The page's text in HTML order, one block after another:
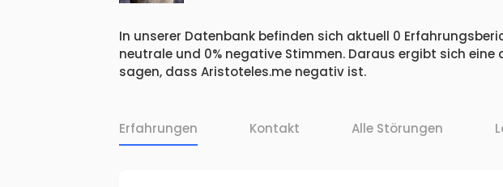
In unserer Datenbank befinden sich aktuell 0
neutrale und 0% negative Stimmen. Daraus ergibt sich
sagen, dass Aristoteles.me negativ ist.
Erfahrungen Kontakt Alle Störungen